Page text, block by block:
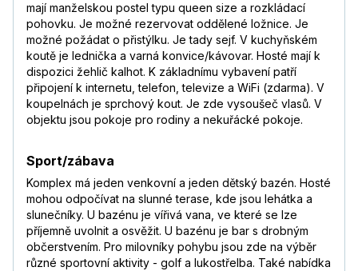
mají manželskou postel typu queen size a rozkládací
pohovku. Je možné rezervovat oddělené ložnice. Je
možné požádat o přistýlku. Je tady sejf. V kuchyňském
koutě je lednička a varná konvice/kávovar. Hosté mají k
dispozici žehlič kalhot. K základnímu vybavení patří
připojení k internetu, telefon, televize a WiFi (zdarma). V
koupelnách je sprchový kout. Je zde vysoušeč vlasů. V
objektu jsou pokoje pro rodiny a nekuřácké pokoje.
Sport/zábava
Komplex má jeden venkovní a jeden dětský bazén. Hosté
mohou odpočívat na slunné terase, kde jsou lehátka a
slunečníky. U bazénu je vířivá vana, ve které se lze
příjemně uvolnit a osvěžit. U bazénu je bar s drobným
občerstvením. Pro milovníky pohybu jsou zde na výběr
různé sportovní aktivity - golf a lukostřelba. Také nabídka